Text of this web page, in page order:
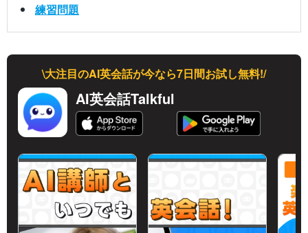
練習問題
\大注目のAI英会話が今なら7日間お試し無料!/
AI英会話Talkful